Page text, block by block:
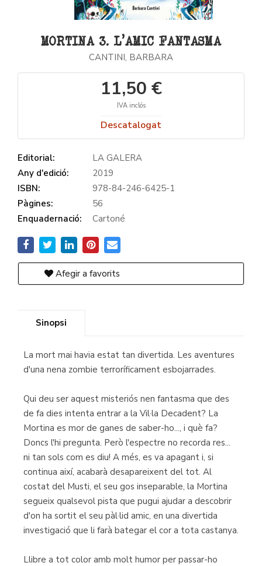
MORTINA 3. L'AMIC FANTASMA
CANTINI, BARBARA
11,50 €
IVA inclós
Descatalogat
Editorial:
LA GALERA
Any d'edició:
2019
ISBN:
978-84-246-6425-1
Pàgines:
56
Enquadernació:
Cartoné
Afegir a favorits
Sinopsi
La mort mai havia estat tan divertida. Les aventures
d'una nena zombie terroríficament esbojarrades.
Qui deu ser aquest misteriós nen fantasma que des
de fa dies intenta entrar a la Vil·la Decadent? La
Mortina es mor de ganes de saber-ho..., i què fa?
Doncs l'hi pregunta. Però l'espectre no recorda res...
ni tan sols com es diu! A més, es va apagant i, si
continua així, acabarà desapareixent del tot. Al
costat del Musti, el seu gos inseparable, la Mortina
segueix qualsevol pista que pugui ajudar a descobrir
d'on ha sortit el seu pàl·lid amic, en una divertida
investigació que li farà bategar el cor a tota castanya.
Llibre a tot color amb molt humor per passar-ho